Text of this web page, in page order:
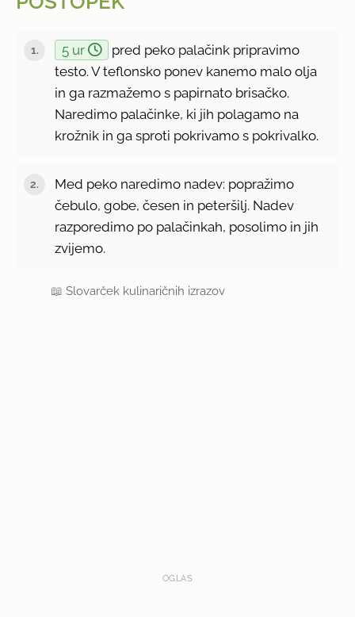
5 ur
pred peko palačink pripravimo
testo. V teflonsko ponev kanemo malo olja
in ga razmažemo s papirnato brisačko.
Naredimo palačinke, ki jih polagamo na
krožnik in ga sproti pokrivamo s pokrivalko.
Med peko naredimo nadev: popražimo
čebulo, gobe, česen in peteršilj. Nadev
razporedimo po palačinkah, posolimo in jih
zvijemo.
📖Slovarček kulinaričnih izrazov
OGLAS